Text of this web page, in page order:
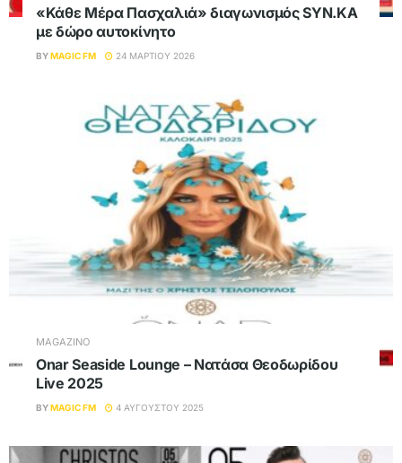
«Κάθε Μέρα Πασχαλιά» διαγωνισμός SYN.KA
με δώρο αυτοκίνητο
BYMAGIC FM 24 ΜΑΡΤΊΟΥ 2026
MAGAZINO
Onar Seaside Lounge – Νατάσα Θεοδωρίδου
Live 2025
BYMAGIC FM 4 ΑΥΓΟΎΣΤΟΥ 2025